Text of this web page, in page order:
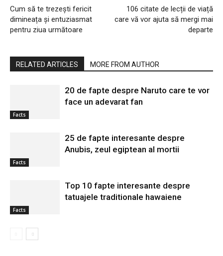
Cum să te trezești fericit
dimineața și entuziasmat
pentru ziua următoare
106 citate de lecții de viață
care vă vor ajuta să mergi mai
departe
RELATED ARTICLES MORE FROM AUTHOR
Facts
20 de fapte despre Naruto care te vor
face un adevarat fan
Facts
25 de fapte interesante despre
Anubis, zeul egiptean al mortii
Facts
Top 10 fapte interesante despre
tatuajele traditionale hawaiene